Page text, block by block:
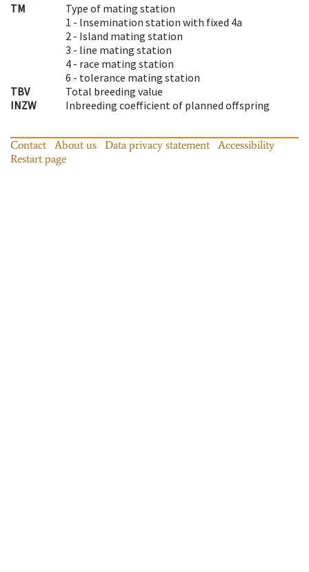
TM
Type of mating station
1 - Insemination station with fixed 4a
2 - Island mating station
3 - line mating station
4 - race mating station
6 - tolerance mating station
TBV
Total breeding value
INZW
Inbreeding coefficient of planned offspring
Contact About us Data privacy statement
Accessibility
Restart page